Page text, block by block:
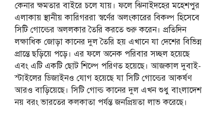
কেনার ক্ষমতার বাইরে চলে যায়। ফলে ঝিনাইদহের মহেশপুর
এলাকায় স্থানীয় কারিগররা স্বর্ণের অলংকারের বিকল্প হিসেবে
সিটি গোল্ডের অললকার তৈরি করতে শুরু করেন। প্রতিদিন
লক্ষাধিক জোড়া কানের দুল তৈরি হয় এখানে যা দেশের বিভিন্ন
প্রান্তে ছড়িয়ে পড়ে। এর ফলে অনেক পরিবার সচ্ছল হয়েছে
এবং এটি একটি ছোট শিল্পে পরিণত হয়েছে। আজকাল দুবাই-
স্টাইলের ডিজাইনও যোগ হয়েছে যা সিটি গোল্ডের আকর্ষণ
আরও বাড়িয়েছে। সিটি গোল্ড কানের দুল এখন শুধু বাংলাদেশ
নয় বরং ভারতের কলকাতা পর্যন্ত জনপ্রিয়তা লাভ করেছে।